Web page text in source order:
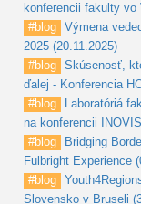
konferencii fakulty vo
#blog Výmena
2025 (20.11.2025)
#blog Skúsenosť,
ďalej - Konferencia
#blog
Laboratóriá
na konferencii
#blog
Bridging
Fulbright Experience
#blog
Slovensko v Bruseli